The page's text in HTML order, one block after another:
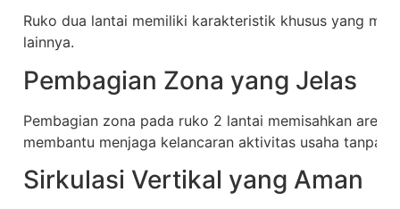
Ruko dua lantai memiliki karakteristik khusus yang
lainnya.
Pembagian Zona yang Jelas
Pembagian zona pada ruko 2 lantai memisahkan area
membantu menjaga kelancaran aktivitas usaha tanpa
Sirkulasi Vertikal yang Aman